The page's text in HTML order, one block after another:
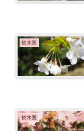
樹木医
樹木医